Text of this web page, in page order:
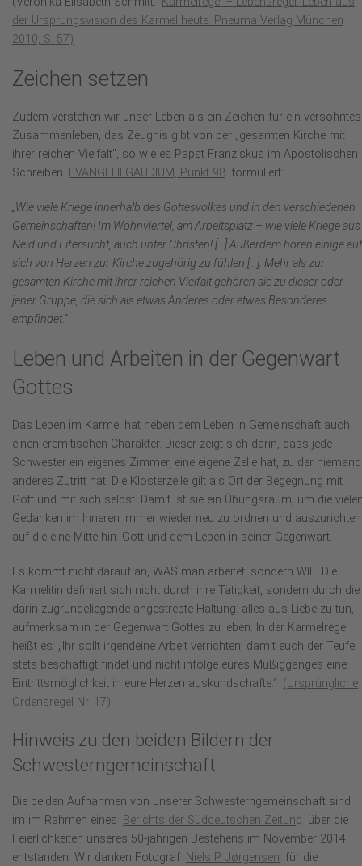
der Ursprungsvision des Karmel heute. Pneuma Verlag München
2010, S. 57)
Zeichen setzen
Zudem verstehen wir unser Leben als ein Zeichen für ein versöhntes
Zusammenleben, das Zeugnis gibt von der „gesamten Kirche mit
ihrer reichen Vielfalt", so wie es Papst Franziskus im Apostolischen
Schreiben EVANGELII GAUDIUM, Punkt 98 formuliert:
„Wie viele Kriege innerhalb des Gottesvolkes und in den verschiedenen
Gemeinschaften! Im Wohnviertel, am Arbeitsplatz – wie viele Kriege aus
Neid und Eifersucht, auch unter Christen! [...] Außerdem hören einige
sich von Herzen zur Kirche zugehörig zu fühlen [...]. Mehr als zur
gesamten Kirche mit ihrer reichen Vielfalt gehören sie zu dieser oder
jener Gruppe, die sich als etwas Anderes oder etwas Besonderes
empfindet.“
Leben und Arbeiten in der Gegenwart
Gottes
Das Leben im Karmel hat neben dem Leben in Gemeinschaft auch
einen eremitischen Charakter. Dieser zeigt sich darin, dass jede
Schwester ein eigenes Zimmer, eine eigene Zelle hat, zu der niemand
anderes Zutritt hat. Die Klosterzelle gilt als Ort der Begegnung mit
Gott und mit sich selbst. Damit ist sie ein Übungsraum, um die
Gedanken im Inneren immer wieder neu zu ordnen und auszurichten
auf die eine Mitte hin: Gott und dem Leben in seiner Gegenwart.
Es kommt nicht darauf an, WAS man arbeitet, sondern WIE. Die
Karmelitin definiert sich nicht durch ihre Tätigkeit, sondern durch die
darin zugrundeliegende angestrebte Haltung: alles aus Liebe zu tun,
aufmerksam in der Gegenwart Gottes zu leben. In der Karmelregel
heißt es: „Ihr sollt irgendeine Arbeit verrichten, damit euch der Teufel
stets beschäftigt findet und nicht infolge eures Müßigganges eine
Eintrittsmöglichkeit in eure Herzen auskundschafte.“ (Ursprüngliche
Ordensregel Nr. 17)
Hinweis zu den beiden Bildern der
Schwesterngemeinschaft
Die beiden Aufnahmen von unserer Schwesterngemeinschaft sind
im im Rahmen eines Berichts der Süddeutschen Zeitung über die
Feierlichkeiten unseres 50-jährigen Bestehens im November 2014
entstanden. Wir danken Fotograf Niels P. Jørgensen für die